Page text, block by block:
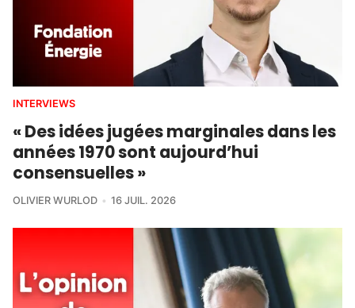
INTERVIEWS
« Des idées jugées marginales dans les
années 1970 sont aujourd’hui
consensuelles »
OLIVIER WURLOD 16 JUIL. 2026